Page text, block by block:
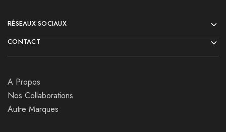
RÉSEAUX SOCIAUX
CONTACT
A Propos
Nos Collaborations
Autre Marques